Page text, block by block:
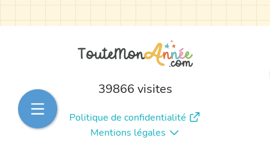
39866 visites
Politique de confidentialité
Mentions légales